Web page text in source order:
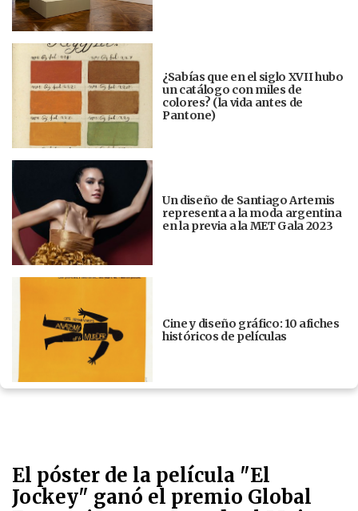
¿Sabías que en el siglo XVII hubo
un catálogo con miles de
colores? (la vida antes de
Pantone)
Un diseño de Santiago Artemis
representa a la moda argentina
en la previa a la MET Gala 2023
Cine y diseño gráfico: 10 afiches
históricos de películas
El póster de la película "El
Jockey" ganó el premio Global